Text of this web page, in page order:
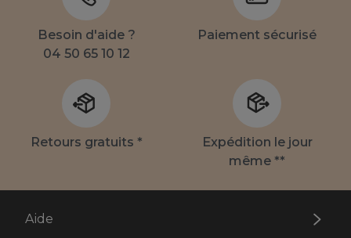
Besoin d'aide ?
04 50 65 10 12
Paiement sécurisé
Retours gratuits *
Expédition le jour
même **
Aide